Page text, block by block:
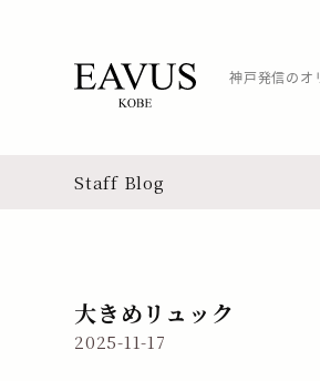
神戸発信のオ
Staff Blog
大きめリュック
2025-11-17